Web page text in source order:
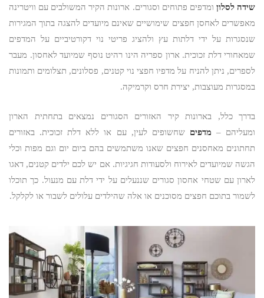
שידה לסלון ומדפים פתוחים וסגורים. ארונות הקיר המשולבים עם וויטרינה
מאפשרים לאחסן חפצים שימושיים שאינם מיועדים להצגה בתוך המגירות
שנסגרות על ידי דלתות עץ ולהציג פריטי נוי דקורטיביים על המדפים
שמאחורי דלת זכוכית. ארון ספריה הינו רהיט נוסף שמיועד לאחסון. מעבר
לספרים, ניתן להניח על מדפיו חפצי נוי קטנים, פסלונים, תצלומים ותמונות
במסגרות מעוצבות, יצירת חרס וקרמיקה.
בדרך כלל, בארונות קיר האזורים הסגורים נמצאים בתחתית הארון
ומעליהם – מדפים שחשופים לעין, עם או ללא דלת זכוכית. באזורים
תחתונים מאחסנים חפצים שאנו משתמשים בהם ביום יום וגם מפות וכלי
הגשה שמיועדים לאירוח ולסעודות חגיגיות. אם יש לכם ילדים קטנים, דאגו
לארון עם שטחי אחסון סגורים שננעלים על ידי דלת עם מנעול. כך תוכלו
לשמור בתוכם חפצים מסוכנים או אלה שהילדים עלולים לשבור או לקלקל.